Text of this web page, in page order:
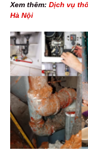
Xem thêm: Dịch vụ
Hà Nội